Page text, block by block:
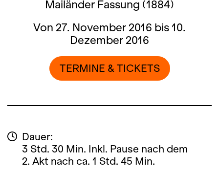
Mailänder Fassung (1884)
Von 27. November 2016 bis 10.
Dezember 2016
TERMINE & TICKETS
Dauer:
3 Std. 30 Min. Inkl. Pause nach dem
2. Akt nach ca. 1 Std. 45 Min.